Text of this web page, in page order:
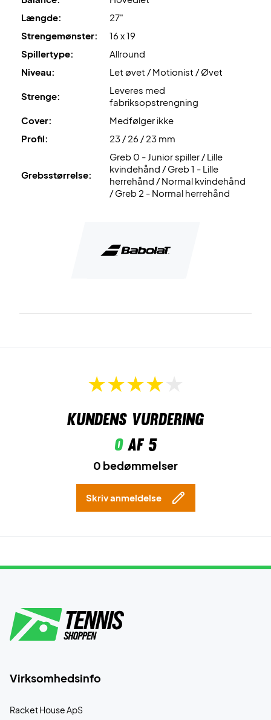
Længde:
27"
Strengemønster:
16 x 19
Spillertype:
Allround
Niveau:
Let øvet / Motionist / Øvet
Strenge:
Leveres med
fabriksopstrengning
Cover:
Medfølger ikke
Profil:
23 / 26 / 23 mm
Grebsstørrelse:
Greb 0 - Junior spiller / Lille
kvindehånd / Greb 1 - Lille
herrehånd / Normal kvindehånd
/ Greb 2 - Normal herrehånd
Kundens vurdering
0af 5
0 bedømmelser
Skriv anmeldelse
Virksomhedsinfo
Racket House ApS